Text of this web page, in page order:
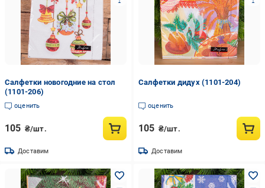
Салфетки новогодние на стол
(1101-206)
оценить
105 ₴/шт.
Доставим
Салфетки дидух (1101-204)
оценить
105 ₴/шт.
Доставим